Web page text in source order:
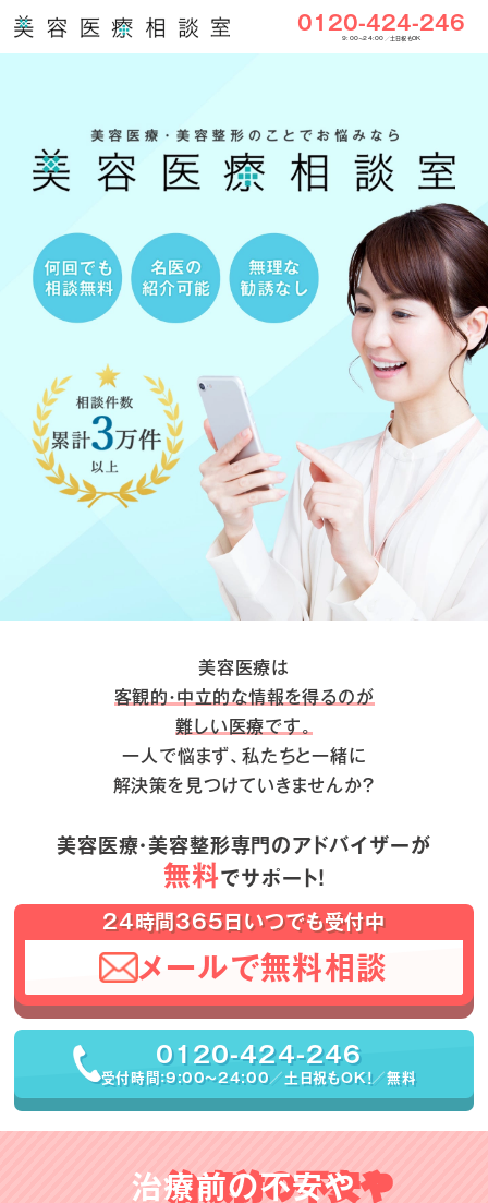
0120-424-246
9:00〜24:00／土日祝もOK
美容医療は
客観的・中立的な情報を得るのが
難しい医療です。
一人で悩まず、私たちと一緒に
解決策を見つけていきませんか？
美容医療・美容整形専門のアドバイザーが
無料でサポート！
24時間365日いつでも受付中
メールで無料相談
0120-424-246
受付時間：9:00〜24:00／土日祝もOK！／無料
治療前の不安や